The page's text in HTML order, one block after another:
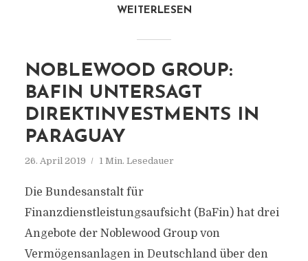
WEITERLESEN
NOBLEWOOD GROUP:
BAFIN UNTERSAGT
DIREKTINVESTMENTS IN
PARAGUAY
26. April 2019 1 Min. Lesedauer
Die Bundesanstalt für
Finanzdienstleistungsaufsicht (BaFin) hat drei
Angebote der Noblewood Group von
Vermögensanlagen in Deutschland über den